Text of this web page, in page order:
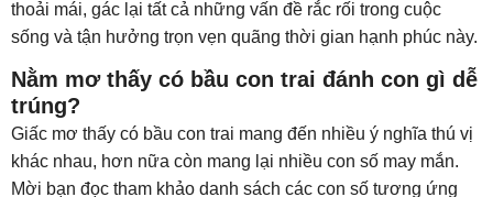
thoải mái, gác lại tất cả những vấn đề rắc rối trong cuộc
sống và tận hưởng trọn vẹn quãng thời gian hạnh phúc này.
Nằm mơ thấy có bầu con trai đánh con gì dễ
trúng?
Giấc mơ thấy có bầu con trai mang đến nhiều ý nghĩa thú vị
khác nhau, hơn nữa còn mang lại nhiều con số may mắn.
Mời bạn đọc tham khảo danh sách các con số tương ứng